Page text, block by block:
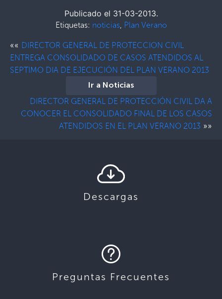
Publicado el 31-03-2013.
Etiquetas: noticias, Plan Verano
«« DIRECTOR GENERAL DE PROTECCION CIVIL
ENTREGA CONSOLIDADO DE CASOS ATENDIDOS AL
SEPTIMO DIA DE EJECUCIÓN DEL PLAN VERANO 2013
Ir a Noticias
DIRECTOR GENERAL DE PROTECCIÓN CIVIL DA A
CONOCER EL CONSOLIDADO FINAL DE LOS CASOS
ATENDIDOS EN EL PLAN VERANO 2013 »»
Descargas
Preguntas Frecuentes